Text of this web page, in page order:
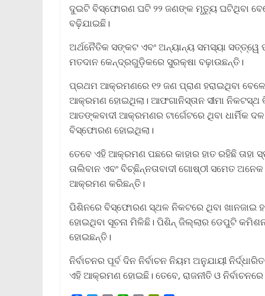
ଦୁଇଟି ବିସ୍ଫୋରଣ ଘଟି ୨୨ ଜଣଙ୍କ ମୃତ୍ୟୁ ଘଟିଥିବା ବେଳେ
ବଢ଼ିଯାଇଛି।
ଅର୍ଥନୈତିକ ସଙ୍କଟ ଏବଂ ଅନ୍ୟାନ୍ୟ ସମସ୍ୟା ସତ୍ତ୍ୱେ
ମତଦାନ କେନ୍ଦ୍ରଗୁଡ଼ିକରେ ସୁରକ୍ଷା ବଢ଼ାଉଛନ୍ତି।
ପ୍ରଥମ ଆକ୍ରମଣରେ ୧୨ ଜଣ ପ୍ରାଣ ହରାଇଥିବା ବେଳେ
ଆକ୍ରମଣ ହୋଇଥିଲା। ଆଫଗାନିସ୍ତାନ ସୀମା
ଆତଙ୍କବାଦୀ ଆକ୍ରମଣର ଟାର୍ଗେଟରେ ଥିବା ଧାର୍ମିକ
ବିସ୍ଫୋରଣ ହୋଇଥିଲା।
ତେବେ ଏହି ଆକ୍ରମଣ ପଛରେ କାହାର ହାତ ରହିଛି ତାହା
ତାଲିବାନ ଏବଂ ବିଚ୍ଛିନ୍ନତାବାଦୀ ଗୋଷ୍ଠୀ ସମେତ
ଆକ୍ରମଣ କରିଛନ୍ତି।
ପିଶିନରେ ବିସ୍ଫୋରଣ ସ୍ଥଳ ନିକଟରେ ଥିବା ଖାନଜାଇ
ହୋଇଥିବା ସୂଚନା ମିଳିଛି। ପିଶିନ୍‌ ଜିଲ୍ଲାର ଡେପୁଟି
ହୋଇଛନ୍ତି।
ନିର୍ବାଚନର ପୂର୍ବ ଦିନ ନିର୍ବାଚନ ନିୟମ ଅନୁଯାୟୀ
ଏହି ଆକ୍ରମଣ ହୋଇଛି। ତେବେ, ରାଜନୀତି ଓ